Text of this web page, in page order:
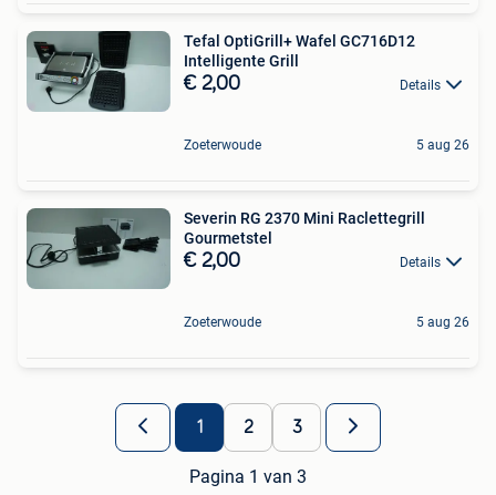
Tefal OptiGrill+ Wafel GC716D12
Intelligente Grill
€ 2,00 Details
Zoeterwoude 5 aug 26
Severin RG 2370 Mini Raclettegrill
Gourmetstel
€ 2,00 Details
Zoeterwoude 5 aug 26
1 2 3
Pagina 1 van 3